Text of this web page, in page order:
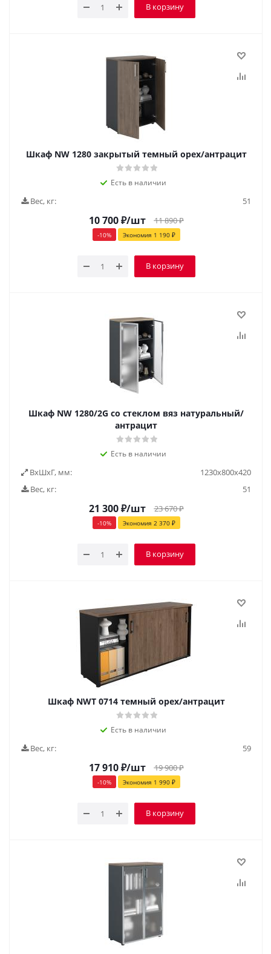
В корзину
Шкаф NW 1280 закрытый темный орех/антрацит
Есть в наличии
Вес, кг: 51
10 700₽/шт 11 890₽
-10% Экономия 1 190₽
В корзину
Шкаф NW 1280/2G со стеклом вяз натуральный/
антрацит
Есть в наличии
ВxШxГ, мм:
1230x800x420
Вес, кг:
51
21 300₽/шт 23 670₽
-10% Экономия 2 370₽
В корзину
Шкаф NWT 0714 темный орех/антрацит
Есть в наличии
Вес, кг: 59
17 910₽/шт 19 900₽
-10% Экономия 1 990₽
В корзину